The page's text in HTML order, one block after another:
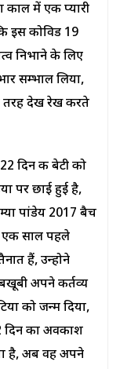
काल में एक प्यारी
इस कोविड 19
निभाने के लिए
सम्भाल लिया,
तरह देख रेख करते
दिन की बेटी को
पर छाई हुई है,
पांडेय 2017 बैच
एक साल पहले
हैं, उन्होने
अपने कर्तव्य
को जन्म दिया,
दिन का अवकाश
है, अब वह अपने